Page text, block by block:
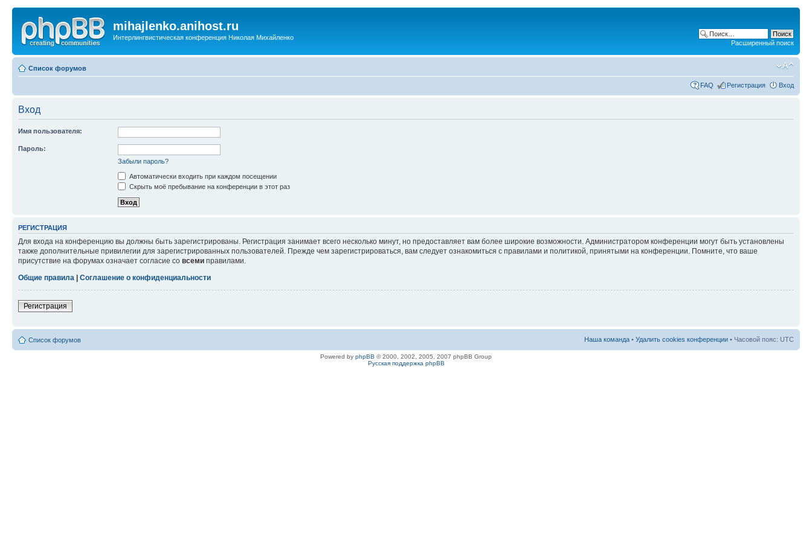
mihajlenko.anihost.ru
Интерлингвистическая конференция Николая Михайленко
Расширенный поиск
Список форумов
FAQ Регистрация Вход
Вход
Имя пользователя:
Пароль:
Забыли пароль?
Автоматически входить при каждом посещении
Скрыть моё пребывание на конференции в этот раз
РЕГИСТРАЦИЯ
Для входа на конференцию вы должны быть зарегистрированы. Регистрация занимает всего несколько минут, но предоставляет вам более широкие возможности. Администратором конференции могут быть установлены
также дополнительные привилегии для зарегистрированных пользователей. Прежде чем зарегистрироваться, вам следует ознакомиться с правилами и политикой, принятыми на конференции. Помните, что ваше
присутствие на форумах означает согласие со всеми правилами.
Общие правила
Соглашение о конфиденциальности
Регистрация
Список форумов Наша команда • Удалить cookies конференции • Часовой пояс: UTC
Powered by phpBB © 2000, 2002, 2005, 2007 phpBB Group
Русская поддержка phpBB